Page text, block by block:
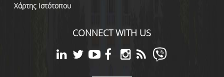
Χάρτης Ιστότοπου
CONNECT WITH US